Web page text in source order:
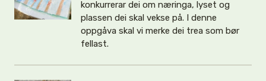
konkurrerar dei om næringa, lyset og
plassen dei skal vekse på. I denne
oppgåva skal vi merke dei trea som bør
fellast.